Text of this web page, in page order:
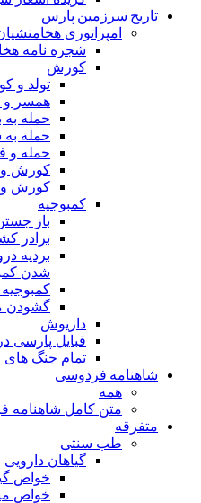
تاریخ سرزمین پارس
امپراتوری
شجره نامه
کورش
تولد و
همسر و
حمله
حمله
حمله و
کورش و
کورش و
کمبوجیه
باز
برادر
بردیه
شدن
گشودن
داریوش
قبایل پارسی
تمام جنگ های
شاهنامه فردوسی
همه
متن کامل شاهنامه
متفرقه
طب سنتی
گیاهان دارویی
خواص
خواص